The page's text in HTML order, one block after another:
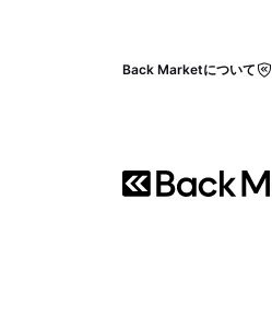
Back Marketについて